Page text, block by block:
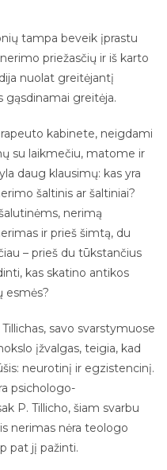
tampa beveik įprastu
priežasčių ir iš karto
nuolat greitėjantį
greitėja.
kabinete, neigdami
su laikmečiu, matome ir
daug klausimų: kas yra
šaltinis ar šaltiniai?
nerimą
ir prieš šimtą, du
– prieš du tūkstančius
kas skatino antikos
esmės?
savo svarstymuose
įžvalgas, teigia, kad
neurotinį ir egzistencinį.
psichologo-
P. Tillicho, šiam svarbu
nerimas nėra teologo
pat jį pažinti.